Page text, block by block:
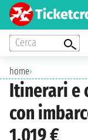
Cerca
home›
Itinerari e
con
1.019 €